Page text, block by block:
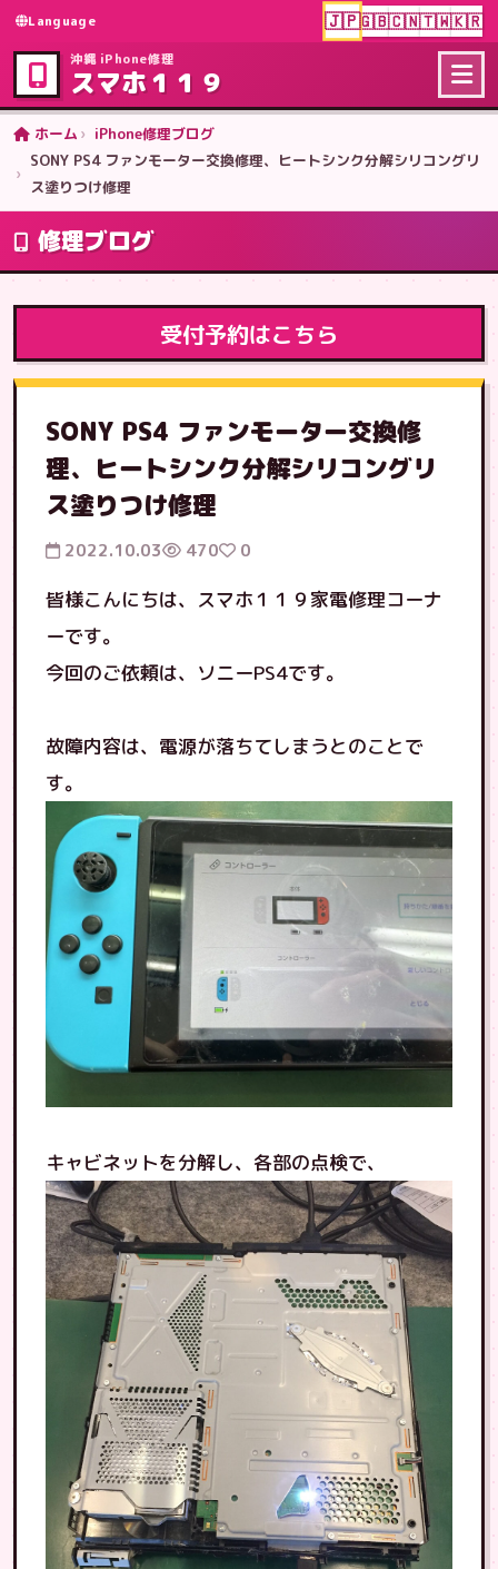
Language 🇯🇵🇬🇧🇨🇳🇹🇼🇰🇷
沖縄 iPhone修理
スマホ１１９
ホーム
iPhone修理ブログ
SONY PS4 ファンモーター交換修理、ヒートシンク分解シリコングリ
ス塗りつけ修理
修理ブログ
受付予約はこちら
SONY PS4 ファンモーター交換修
理、ヒートシンク分解シリコングリ
ス塗りつけ修理
2022.10.03 470 0
皆様こんにちは、スマホ１１９家電修理コーナ
ーです。
今回のご依頼は、ソニーPS4です。
故障内容は、電源が落ちてしまうとのことで
す。
キャビネットを分解し、各部の点検で、